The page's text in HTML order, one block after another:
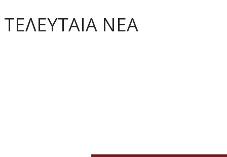
ΤΕΛΕΥΤΑΙΑ ΝΕΑ